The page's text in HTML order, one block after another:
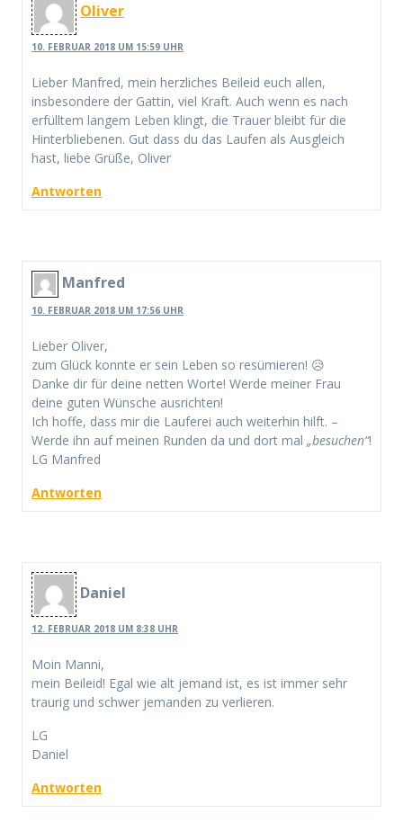
Oliver
10. FEBRUAR 2018 UM 15:59 UHR
Lieber Manfred, mein herzliches Beileid euch allen,
insbesondere der Gattin, viel Kraft. Auch wenn es nach
erfülltem langem Leben klingt, die Trauer bleibt für die
Hinterbliebenen. Gut dass du das Laufen als Ausgleich
hast, liebe Grüße, Oliver
Antworten
Manfred
10. FEBRUAR 2018 UM 17:56 UHR
Lieber Oliver,
zum Glück konnte er sein Leben so resümieren! 😥
Danke dir für deine netten Worte! Werde meiner Frau
deine guten Wünsche ausrichten!
Ich hoffe, dass mir die Lauferei auch weiterhin hilft. –
Werde ihn auf meinen Runden da und dort mal „besuchen“!
LG Manfred
Antworten
Daniel
12. FEBRUAR 2018 UM 8:38 UHR
Moin Manni,
mein Beileid! Egal wie alt jemand ist, es ist immer sehr
traurig und schwer jemanden zu verlieren.
LG
Daniel
Antworten